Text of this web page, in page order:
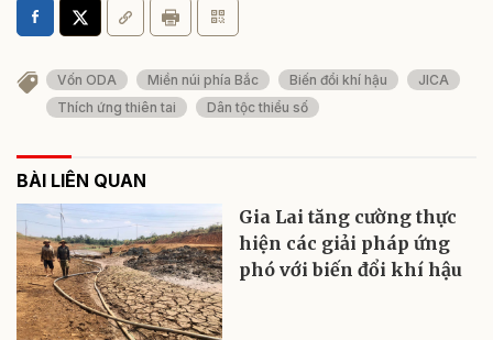
Vốn ODA Miền núi phía Bắc Biến đổi khí hậu
JICA
Thích ứng thiên tai
Dân tộc thiểu số
BÀI LIÊN QUAN
Gia Lai tăng cường thực
hiện các giải pháp ứng
phó với biến đổi khí hậu